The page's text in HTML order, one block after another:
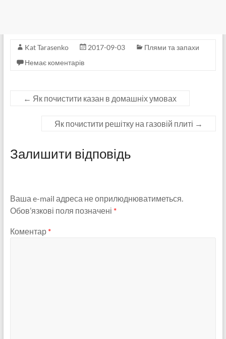
Kat Tarasenko 2017-09-03
Плями та запахи
Немає коментарів
← Як почистити казан в домашніх умовах
Як почистити решітку на газовій плиті →
Залишити відповідь
Ваша e-mail адреса не оприлюднюватиметься.
Обов’язкові поля позначені *
Коментар *